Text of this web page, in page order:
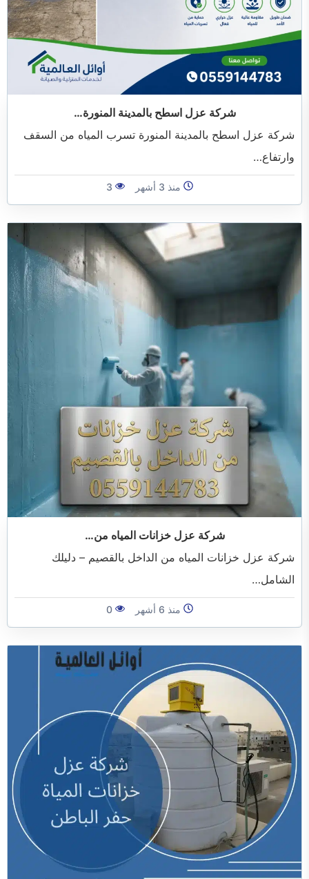
شركة عزل اسطح بالمدينة المنورة…
شركة عزل اسطح بالمدينة المنورة تسرب المياه من السقف
وارتفاع…
منذ 3 أشهر
شركة عزل خزانات المياه من…
شركة عزل خزانات المياه من الداخل بالقصيم – دليلك
الشامل…
منذ 6 أشهر 0